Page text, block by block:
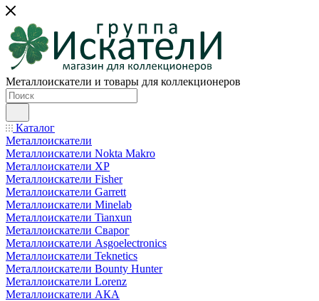
Металлоискатели и товары для коллекционеров
Каталог
Металлоискатели
Металлоискатели Nokta Makro
Металлоискатели XP
Металлоискатели Fisher
Металлоискатели Garrett
Металлоискатели Minelab
Металлоискатели Tianxun
Металлоискатели Сварог
Металлоискатели Asgoelectronics
Металлоискатели Teknetics
Металлоискатели Bounty Hunter
Металлоискатели Lorenz
Металлоискатели АКА